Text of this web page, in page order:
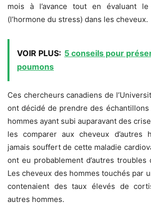
mois à l’avance tout en évaluant
(l’hormone du stress) dans les cheveux.
VOIR PLUS: 5 conseils pour
poumons
Ces chercheurs canadiens de
ont décidé de prendre des
hommes ayant subi auparavant des
les comparer aux cheveux d’autres
jamais souffert de cette maladie
ont eu probablement d’autres troubles
Les cheveux des hommes touchés par
contenaient des taux élevés de
autres hommes.